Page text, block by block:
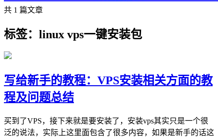
共 1 篇文章
标签：linux vps一键安装包
写给新手的教程：VPS安装相关方面的教
程及问题总结
买到了VPS，接下来就是要安装了，安装vps其实只是一个很
泛的说法，实际上这里面包含了很多内容，如果是新手的话这